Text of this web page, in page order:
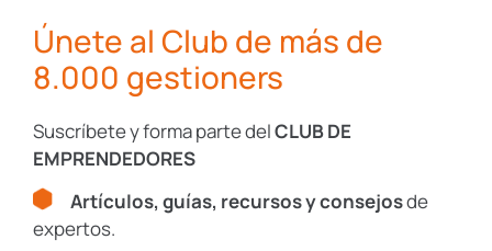
Únete al Club de más de
8.000 gestioners
Suscríbete y forma parte delCLUB DE
EMPRENDEDORES
Artículos, guías, recursos y consejosde
expertos.